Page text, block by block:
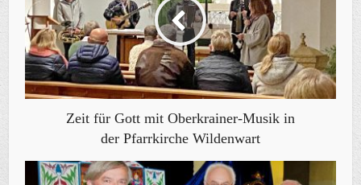
Zeit für Gott mit Oberkrainer-Musik in
der Pfarrkirche Wildenwart